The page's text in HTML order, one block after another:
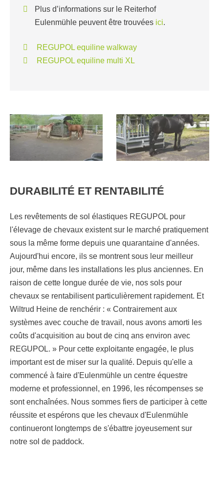
Plus d’informations sur le Reiterhof
Eulenmühle peuvent être trouvées ici.
REGUPOL equiline walkway
REGUPOL equiline multi XL
DURABILITÉ ET RENTABILITÉ
Les revêtements de sol élastiques REGUPOL pour
l'élevage de chevaux existent sur le marché pratiquement
sous la même forme depuis une quarantaine d'années.
Aujourd'hui encore, ils se montrent sous leur meilleur
jour, même dans les installations les plus anciennes. En
raison de cette longue durée de vie, nos sols pour
chevaux se rentabilisent particulièrement rapidement. Et
Wiltrud Heine de renchérir : « Contrairement aux
systèmes avec couche de travail, nous avons amorti les
coûts d'acquisition au bout de cinq ans environ avec
REGUPOL. » Pour cette exploitante engagée, le plus
important est de miser sur la qualité. Depuis qu'elle a
commencé à faire d'Eulenmühle un centre équestre
moderne et professionnel, en 1996, les récompenses se
sont enchaînées. Nous sommes fiers de participer à cette
réussite et espérons que les chevaux d'Eulenmühle
continueront longtemps de s'ébattre joyeusement sur
notre sol de paddock.